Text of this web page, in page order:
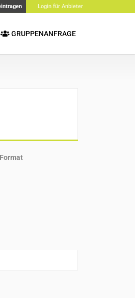
Login für Anbieter
GRUPPENANFRAGE